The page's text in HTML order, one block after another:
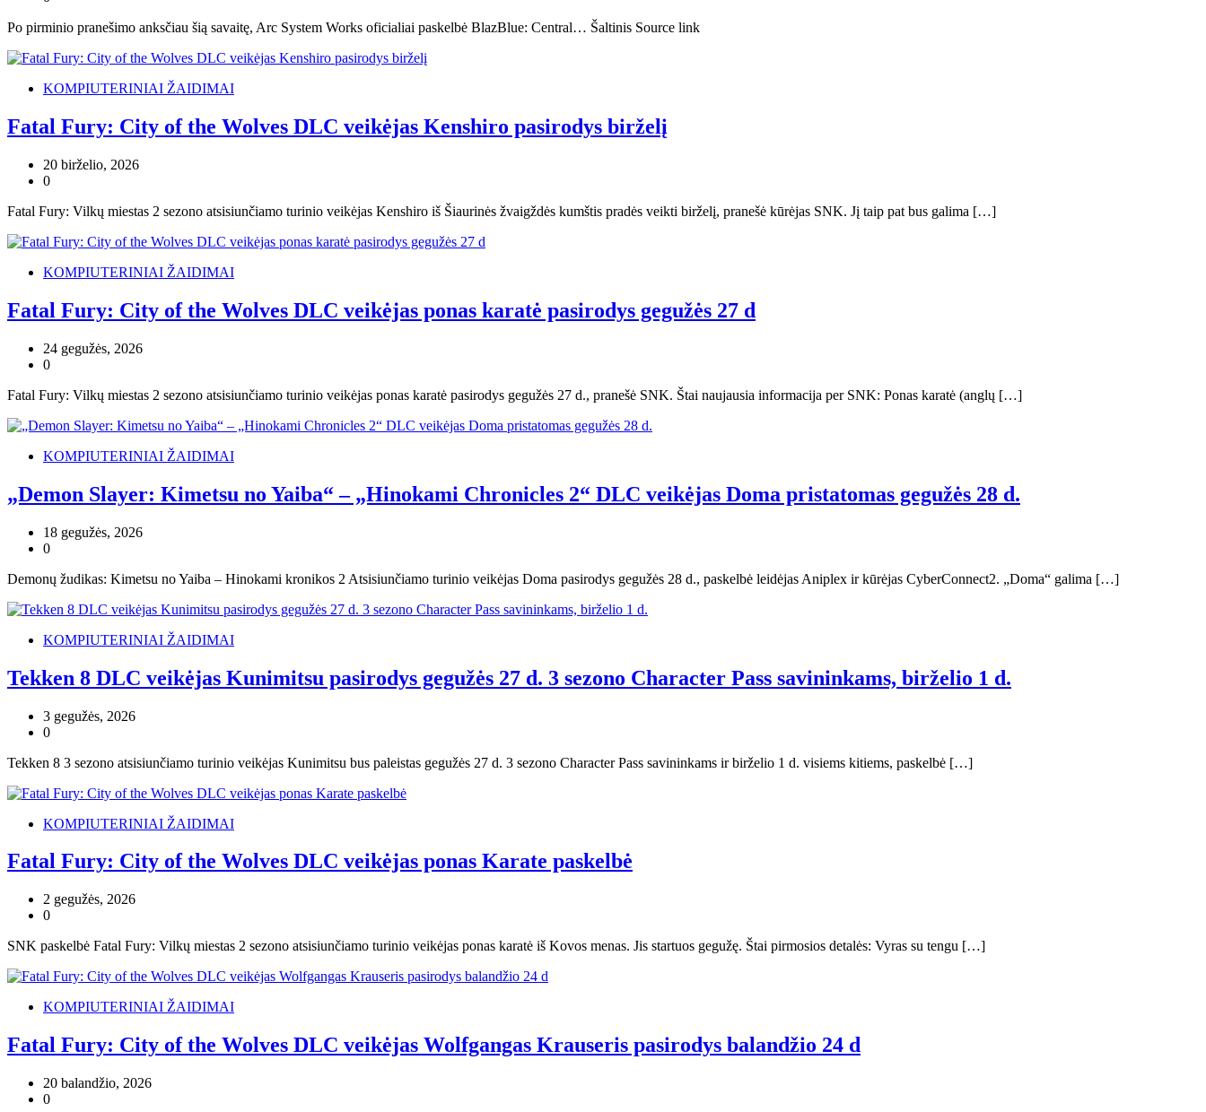
Po pirminio pranešimo anksčiau šią savaitę, Arc System Works oficialiai paskelbė BlazBlue: Central… Šaltinis Source link
KOMPIUTERINIAI ŽAIDIMAI
Fatal Fury: City of the Wolves DLC veikėjas Kenshiro pasirodys birželį
20 birželio, 2026
0
Fatal Fury: Vilkų miestas 2 sezono atsisiunčiamo turinio veikėjas Kenshiro iš Šiaurinės žvaigždės kumštis pradės veikti birželį, pranešė kūrėjas SNK. Jį taip pat bus galima […]
KOMPIUTERINIAI ŽAIDIMAI
Fatal Fury: City of the Wolves DLC veikėjas ponas karatė pasirodys gegužės 27 d
24 gegužės, 2026
0
Fatal Fury: Vilkų miestas 2 sezono atsisiunčiamo turinio veikėjas ponas karatė pasirodys gegužės 27 d., pranešė SNK. Štai naujausia informacija per SNK: Ponas karatė (anglų […]
KOMPIUTERINIAI ŽAIDIMAI
„Demon Slayer: Kimetsu no Yaiba“ – „Hinokami Chronicles 2“ DLC veikėjas Doma pristatomas gegužės 28 d.
18 gegužės, 2026
0
Demonų žudikas: Kimetsu no Yaiba – Hinokami kronikos 2 Atsisiunčiamo turinio veikėjas Doma pasirodys gegužės 28 d., paskelbė leidėjas Aniplex ir kūrėjas CyberConnect2. „Doma“ galima […]
KOMPIUTERINIAI ŽAIDIMAI
Tekken 8 DLC veikėjas Kunimitsu pasirodys gegužės 27 d. 3 sezono Character Pass savininkams, birželio 1 d.
3 gegužės, 2026
0
Tekken 8 3 sezono atsisiunčiamo turinio veikėjas Kunimitsu bus paleistas gegužės 27 d. 3 sezono Character Pass savininkams ir birželio 1 d. visiems kitiems, paskelbė […]
KOMPIUTERINIAI ŽAIDIMAI
Fatal Fury: City of the Wolves DLC veikėjas ponas Karate paskelbė
2 gegužės, 2026
0
SNK paskelbė Fatal Fury: Vilkų miestas 2 sezono atsisiunčiamo turinio veikėjas ponas karatė iš Kovos menas. Jis startuos gegužę. Štai pirmosios detalės: Vyras su tengu […]
KOMPIUTERINIAI ŽAIDIMAI
Fatal Fury: City of the Wolves DLC veikėjas Wolfgangas Krauseris pasirodys balandžio 24 d
20 balandžio, 2026
0